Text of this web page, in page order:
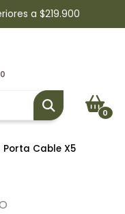
a $219.900
0
Porta Cable X5